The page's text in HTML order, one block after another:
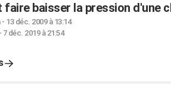
faire baisser la pression d'une
- 13 déc. 2009 à 13:14
7 déc. 2019 à 21:54